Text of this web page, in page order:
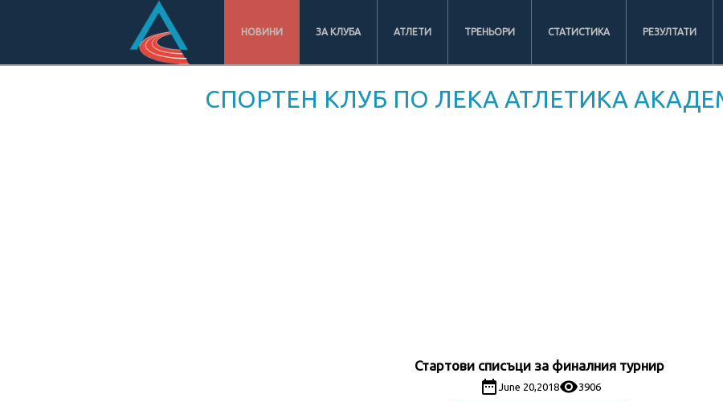
НОВИНИ ЗА КЛУБА АТЛЕТИ ТРЕНЬОРИ СТАТИСТИКА РЕЗУЛТАТИ
СПОРТЕН КЛУБ ПО ЛЕКА АТЛЕТИКА
Стартови списъци за финалния турнир
June 20,2018 3906